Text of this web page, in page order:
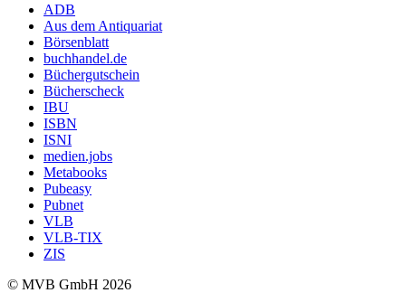
ADB
Aus dem Antiquariat
Börsenblatt
buchhandel.de
Büchergutschein
Bücherscheck
IBU
ISBN
ISNI
medien.jobs
Metabooks
Pubeasy
Pubnet
VLB
VLB-TIX
ZIS
© MVB GmbH 2026